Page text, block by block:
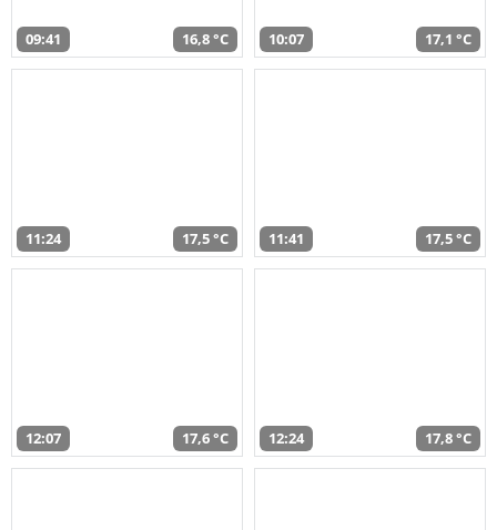
09:41 16,8 °C 10:07 17,1 °C
11:24 17,5 °C 11:41 17,5 °C
12:07 17,6 °C 12:24 17,8 °C